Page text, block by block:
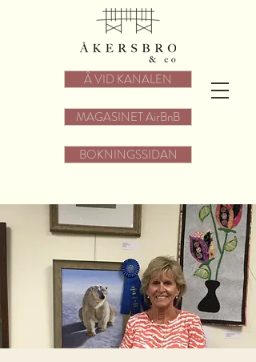
Å VID KANALEN
MAGASINET AirBnB
BOKNINGSSIDAN